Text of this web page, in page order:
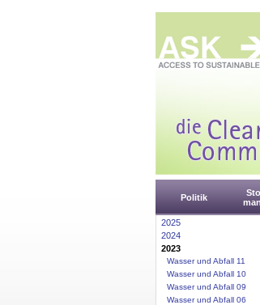
Politik
2025
2024
2023
Wasser und Abfall 11
Wasser und Abfall 10
Wasser und Abfall 09
Wasser und Abfall 06